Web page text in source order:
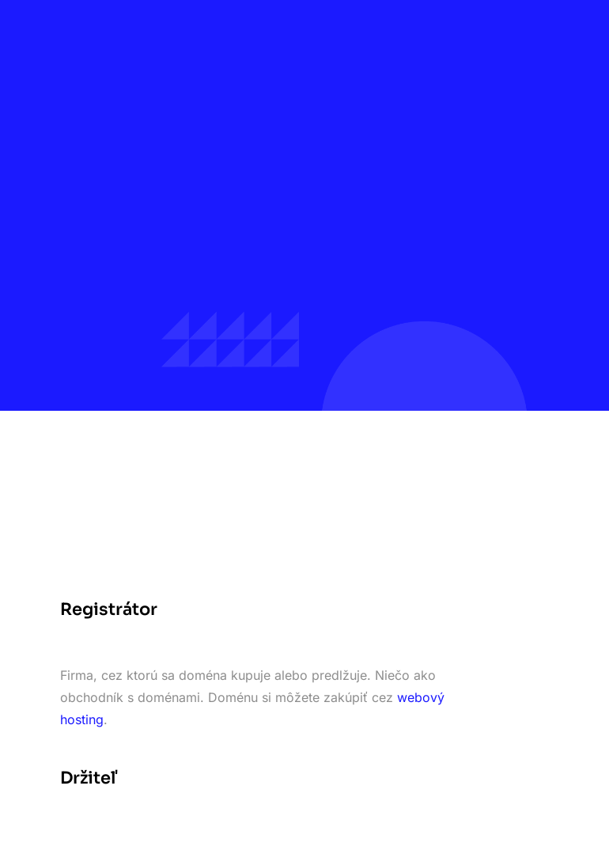
Registrátor
Firma, cez ktorú sa doména kupuje alebo predlžuje. Niečo ako
obchodník s doménami. Doménu si môžete zakúpiť cez webový
hosting.
Držiteľ